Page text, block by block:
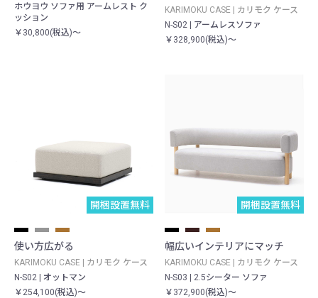
ホウヨウ ソファ用 アームレスト ク
ッション
￥30,800(税込)～
KARIMOKU CASE | カリモク ケース
N-S02 | アームレスソファ
￥328,900(税込)～
開梱設置無料
使い方広がる
KARIMOKU CASE | カリモク ケース
N-S02 | オットマン
￥254,100(税込)～
開梱設置無料
幅広いインテリアにマッチ
KARIMOKU CASE | カリモク ケース
N-S03 | 2.5シーター ソファ
￥372,900(税込)～